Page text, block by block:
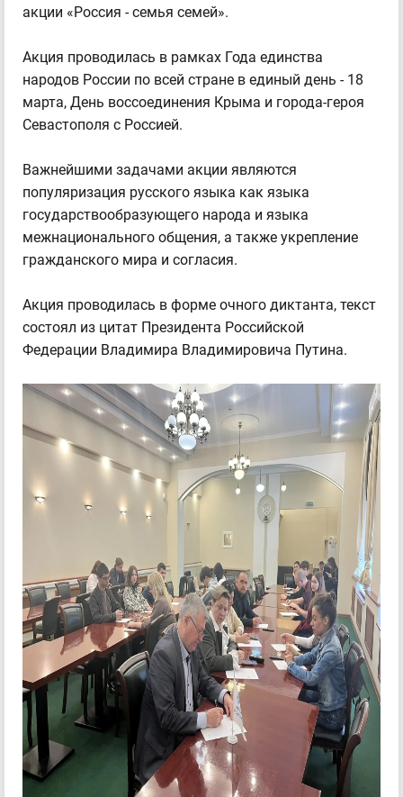
акции «Россия - семья семей».
Акция проводилась в рамках Года единства
народов России по всей стране в единый день - 18
марта, День воссоединения Крыма и города-героя
Севастополя с Россией.
Важнейшими задачами акции являются
популяризация русского языка как языка
государствообразующего народа и языка
межнационального общения, а также укрепление
гражданского мира и согласия.
Акция проводилась в форме очного диктанта, текст
состоял из цитат Президента Российской
Федерации Владимира Владимировича Путина.